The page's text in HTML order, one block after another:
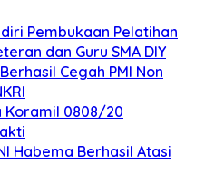
Pembukaan Pelatihan
dan Guru SMA DIY
Cegah PMI Non
Koramil 0808/20
Habema Berhasil Atasi